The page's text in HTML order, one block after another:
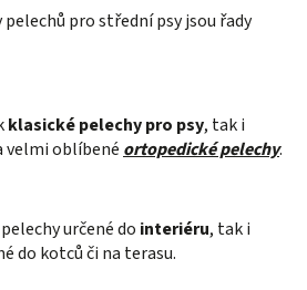
pro střední psy jsou řady
klasické pelechy pro psy, tak i
velmi oblíbené ortopedické pelechy.
určené do interiéru, tak i
do kotců či na terasu.